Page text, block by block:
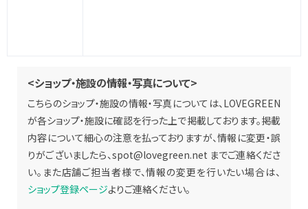
<ショップ・施設の情報・写真について>
こちらのショップ・施設の情報・写真については、LOVEGREEN
が各ショップ・施設に確認を行った上で掲載しております。掲載
内容について細心の注意を払っておりますが、情報に変更・誤
りがございましたら、spot@lovegreen.net までご連絡くださ
い。また店舗ご担当者様で、情報の変更を行いたい場合は、
ショップ登録ページよりご連絡ください。